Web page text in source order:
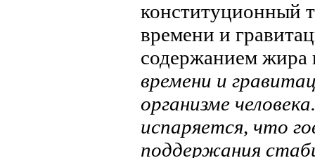
конституционный
времени и
содержанием жира
времени и
организме
испаряется, что
поддержания